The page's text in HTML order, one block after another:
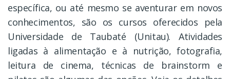
específica, ou até mesmo se aventurar em novos
conhecimentos, são os cursos oferecidos pela
Universidade de Taubaté (Unitau). Atividades
ligadas à alimentação e à nutrição, fotografia,
leitura de cinema, técnicas de brainstorm e